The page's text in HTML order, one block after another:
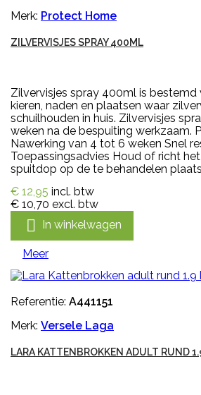
Merk: Protect Home
ZILVERVISJES SPRAY 400ML
Zilvervisjes spray 400ml is
kieren, naden en plaatsen waar
schuilhouden in huis. Zilvervisjes
weken na de bespuiting werkzaam.
Nawerking van 4 tot 6 weken Snel
Toepassingsadvies Houd of richt
spuitdop op de te behandelen
€ 12,95 incl. btw
€ 10,70 excl. btw
 In winkelwagen
Meer
Referentie: A441151
Merk: Versele Laga
LARA KATTENBROKKEN ADULT RUND